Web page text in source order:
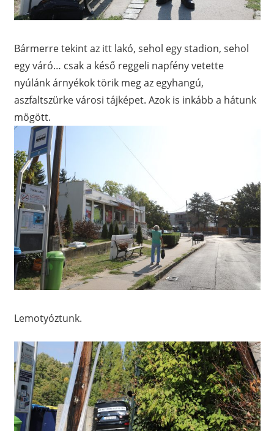
Bármerre tekint az itt lakó, sehol egy stadion, sehol
egy váró… csak a késő reggeli napfény vetette
nyúlánk árnyékok törik meg az egyhangú,
aszfaltszürke városi tájképet. Azok is inkább a hátunk
mögött.
Lemotyóztunk.